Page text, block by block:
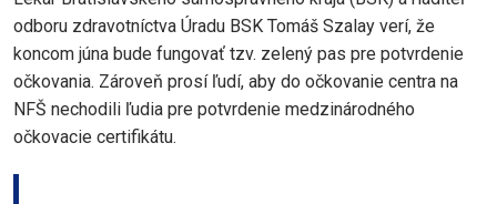
odboru zdravotníctva Úradu BSK Tomáš Szalay verí, že
koncom júna bude fungovať tzv. zelený pas pre potvrdenie
očkovania. Zároveň prosí ľudí, aby do očkovanie centra na
NFŠ nechodili ľudia pre potvrdenie medzinárodného
očkovacie certifikátu.